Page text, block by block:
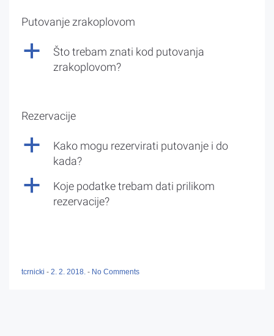
Putovanje zrakoplovom
a
Što trebam znati kod putovanja
zrakoplovom?
Rezervacije
a
Kako mogu rezervirati putovanje i do
kada?
a
Koje podatke trebam dati prilikom
rezervacije?
tcrnicki - 2. 2. 2018. - No Comments